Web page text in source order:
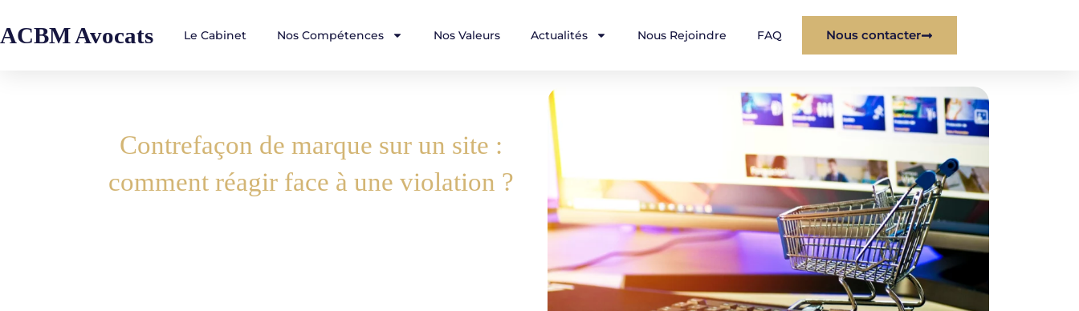
ACBM Avocats Le Cabinet Nos Compétences Nos Valeurs Actualités Nous Rejoindre FAQ Nous contacter
Contrefaçon de marque sur un site :
comment réagir face à une violation ?